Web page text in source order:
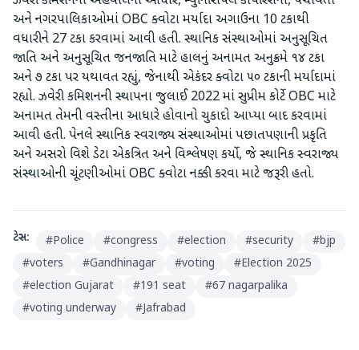
અને નગરપાલિકાઓમાં OBC ક્વોટા મર્યાદા અગાઉના 10 ટકાથી
વધારીને 27 ટકા કરવામાં આવી હતી. સ્થાનિક સંસ્થાઓમાં અનુસૂચિત
જાતિ અને અનુસૂચિત જનજાતિ માટે હાલનું અનામત અનુક્રમે ૧૪ ટકા
અને ૭ ટકા પર યથાવત રહ્યું, જેનાથી એકંદર ક્વોટા ૫૦ ટકાની મર્યાદામાં
રહ્યો. ઝવેરી કમિશનની સ્થાપના જુલાઈ 2022 માં સુપ્રીમ કોર્ટે OBC માટે
અનામત તેમની વસ્તીના આધારે હોવાનો ચુકાદો આપ્યા બાદ કરવામાં
આવી હતી. પેનલે સ્થાનિક સ્વરાજ્ય સંસ્થાઓમાં પછાતપણાની પ્રકૃતિ
અને અસરો વિશે ડેટા એકત્રિત અને વિશ્લેષણ કર્યો, જે સ્થાનિક સ્વરાજ્ય
સંસ્થાઓની ચૂંટણીઓમાં OBC ક્વોટા નક્કી કરવા માટે જરૂરી હતો.
ટેગ્સ: #Police #congress #election #security #bjp
#voters #Gandhinagar #voting #Election 2025
#election Gujarat #191 seat #67 nagarpalika
#voting underway #Jafrabad